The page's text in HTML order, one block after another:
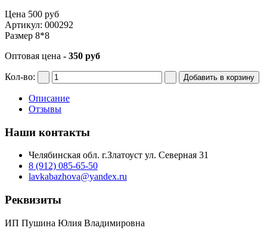
Цена 500 руб
Артикул: 000292
Размер 8*8
Оптовая цена - 350 руб
Кол-во:
Описание
Отзывы
Наши контакты
Челябинская обл. г.Златоуст ул. Северная 31
8 (912) 085-65-50
lavkabazhova@yandex.ru
Реквизиты
ИП Пушина Юлия Владимировна